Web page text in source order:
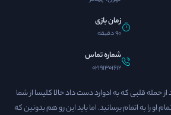
زمان بازی
90 دقیقه
شماره تماس
02191301612
بعد از حمله قلبی که به ادوارد دست داد حالا کلیسا از شما
او را به اتمام برسانید. اما باید این رو هم بدونین که